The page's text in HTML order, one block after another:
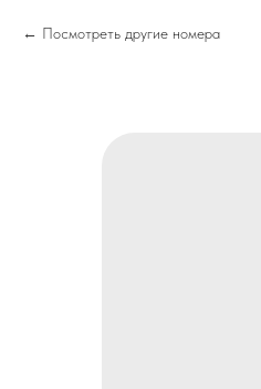
Посмотреть другие номера